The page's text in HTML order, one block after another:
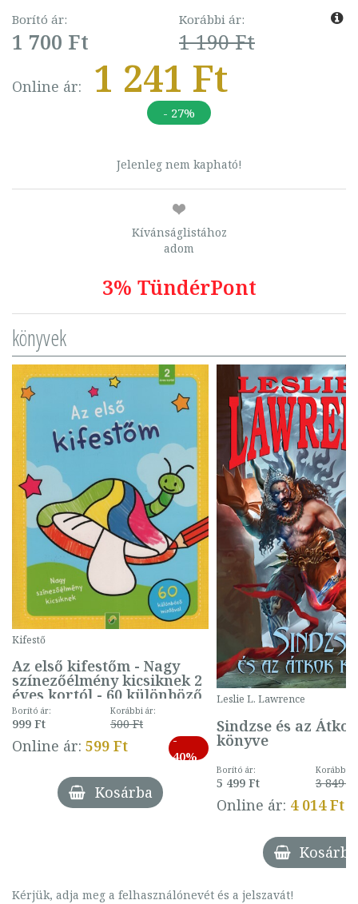
Borító ár:
1 700 Ft
Korábbi ár:
1 190 Ft
Online ár: 1 241 Ft
- 27%
Jelenleg nem kapható!
Kívánságlistához
adom
3% TündérPont
könyvek
Kifestő
Az első kifestőm - Nagy
színezőélmény kicsiknek 2
éves kortól - 60 különböző
mintával (gombás)
Borító ár:
999 Ft
Korábbi ár:
500 Ft
Online ár: 599 Ft
-
40%
Kosárba
Leslie L. Lawrence
Sindzse és az Átkok
könyve
Borító ár:
5 499 Ft
Korábbi
3 849 Ft
Online ár: 4 014 Ft
Kosárba
Kérjük, adja meg a felhasználónevét és a jelszavát!